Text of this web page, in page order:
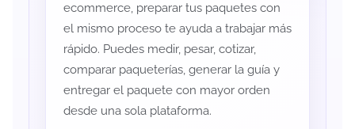
ecommerce, preparar tus paquetes con
el mismo proceso te ayuda a trabajar más
rápido. Puedes medir, pesar, cotizar,
comparar paqueterías, generar la guía y
entregar el paquete con mayor orden
desde una sola plataforma.